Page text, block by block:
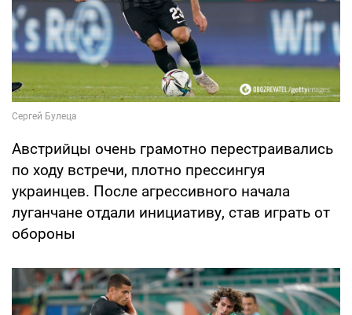
Австрийцы очень грамотно перестраивались
по ходу встречи, плотно прессингуя
украинцев. После агрессивного начала
луганчане отдали инициативу, став играть от
обороны